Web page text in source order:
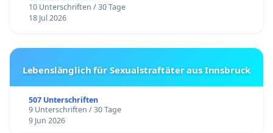
10 Unterschriften / 30 Tage
18 Jul 2026
Lebenslänglich für Sexualstraftäter aus Innsbruck
507 Unterschriften
9 Unterschriften / 30 Tage
9 Jun 2026